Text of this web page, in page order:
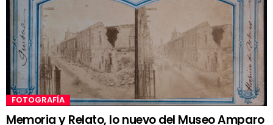
FOTOGRAFÍA
Memoria y Relato, lo nuevo del Museo Amparo